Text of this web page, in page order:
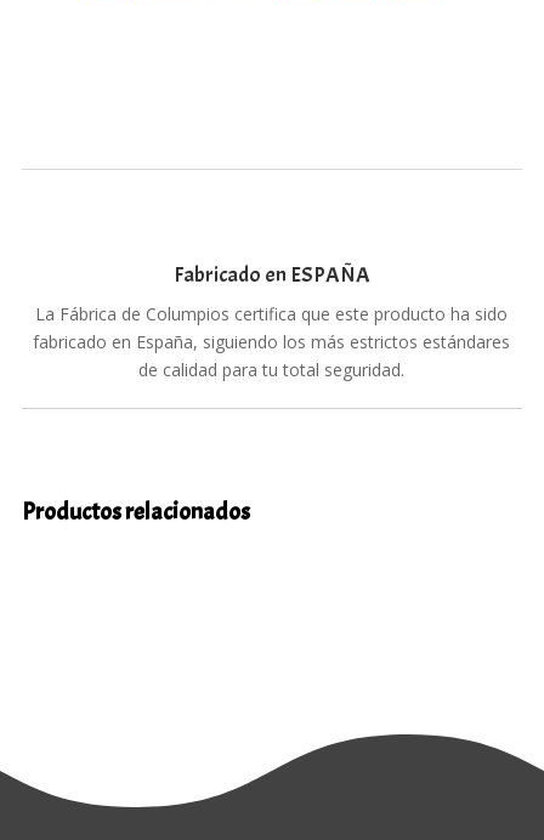
Fabricado en ESPAÑA
La Fábrica de Columpios certifica que este producto ha sido
fabricado en España, siguiendo los más estrictos estándares
de calidad para tu total seguridad.
Productos relacionados